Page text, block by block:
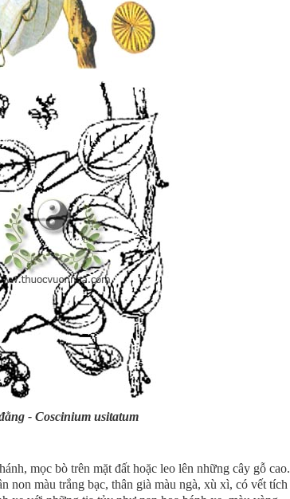
- Coscinium usitatum
mọc bò trên mặt đất hoặc leo lên những cây gỗ cao.
non màu trắng bạc, thân già màu ngà, xù xì, có vết tích